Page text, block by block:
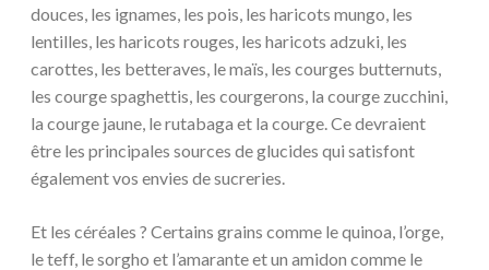
douces, les ignames, les pois, les haricots mungo, les
lentilles, les haricots rouges, les haricots adzuki, les
carottes, les betteraves, le maïs, les courges butternuts,
les courge spaghettis, les courgerons, la courge zucchini,
la courge jaune, le rutabaga et la courge. Ce devraient
être les principales sources de glucides qui satisfont
également vos envies de sucreries.
Et les céréales ? Certains grains comme le quinoa, l’orge,
le teff, le sorgho et l’amarante et un amidon comme le